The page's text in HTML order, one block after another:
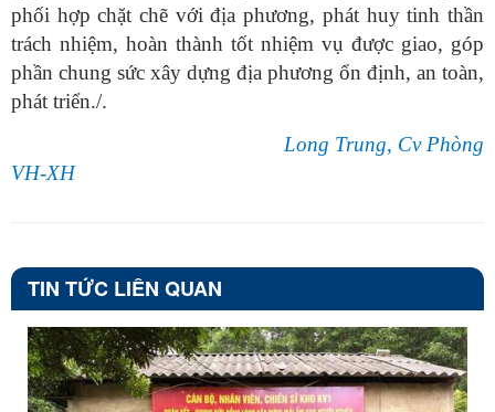
phối hợp chặt chẽ với địa phương, phát huy tinh thần
trách nhiệm, hoàn thành tốt nhiệm vụ được giao, góp
phần chung sức xây dựng địa phương ổn định, an toàn,
phát triển./.
Long Trung, Cv Phòng
VH-XH
TIN TỨC LIÊN QUAN